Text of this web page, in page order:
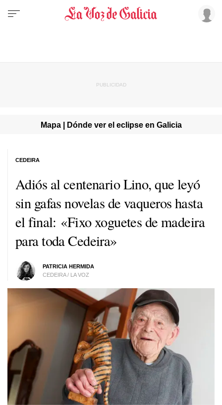
Mapa | Dónde ver el eclipse en Galicia
Adiós al centenario Lino, que leyó
sin gafas novelas de vaqueros hasta
el final: «Fixo xoguetes de madeira
para toda Cedeira»
PATRICIA HERMIDA
CEDEIRA / LA VOZ
CEDEIRA